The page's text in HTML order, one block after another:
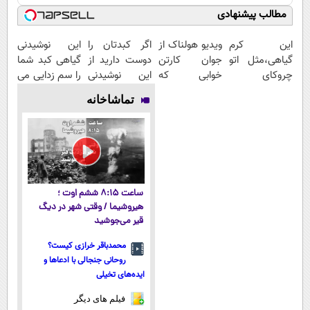
مطالب پیشنهادی
این کرم
گیاهی،مثل اتو
چروکای
ویدیو هولناک از
جوان کارتن
خوابی که
اگر کبدتان را
دوست دارید از
این نوشیدنی
گیاهی غافل
نشوید
این نوشیدنی
گیاهی کبد شما
را سم زدایی می
تماشاخانه
ساعت ۸:۱۵ ششم اوت ؛
هیروشیما / وقتی شهر در دیگ
قیر می‌جوشید
محمدباقر خرازی کیست؟
روحانی جنجالی با ادعاها و
ایده‌های تخیلی
فیلم های دیگر